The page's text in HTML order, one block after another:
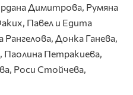
Димитрова, Румяна
Павел и Едита
Донка Ганева,
Паолина Петракиева,
Роси Стойчева,